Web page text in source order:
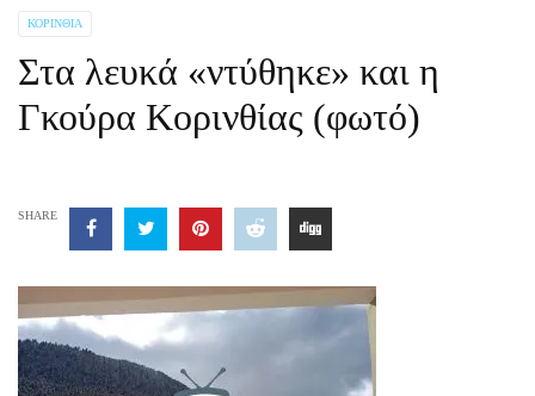
ΚΟΡΙΝΘΊΑ
Στα λευκά «ντύθηκε» και η
Γκούρα Κορινθίας (φωτό)
SHARE